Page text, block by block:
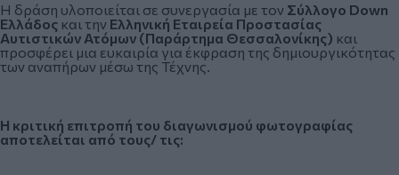
Η δράση υλοποιείται σε συνεργασία με τον Σύλλογο Down
Ελλάδος και την Ελληνική Εταιρεία Προστασίας
Αυτιστικών Ατόμων (Παράρτημα Θεσσαλονίκης) και
προσφέρει μια ευκαιρία για έκφραση της δημιουργικότητας
των αναπήρων μέσω της Τέχνης.
Η κριτική επιτροπή του διαγωνισμού φωτογραφίας
αποτελείται από τους/ τις: